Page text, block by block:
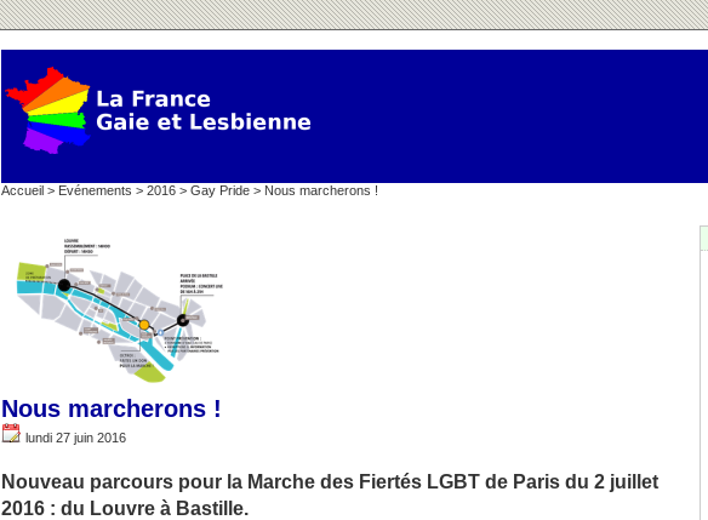
Accueil > Evénements > 2016 > Gay Pride > Nous marcherons !
Nous marcherons !
lundi 27 juin 2016
Nouveau parcours pour la Marche des Fiertés LGBT de Paris du 2 juillet
2016 : du Louvre à Bastille.